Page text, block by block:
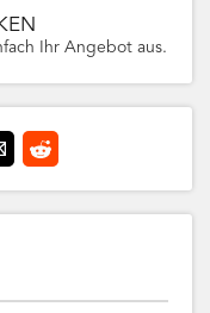
Ihr Angebot aus.